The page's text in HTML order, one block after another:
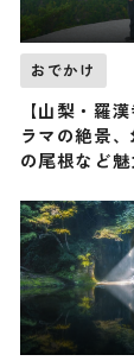
おでかけ
【山梨・羅
ラマの絶景
の尾根など
頂（登山で
ボ企画）